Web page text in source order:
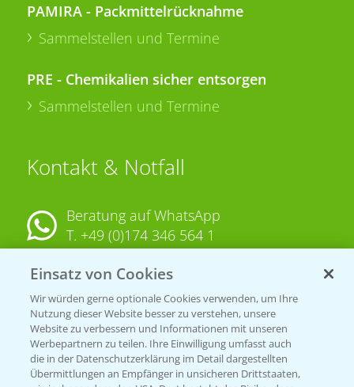
PAMIRA - Packmittelrücknahme
Sammelstellen und Termine
PRE - Chemikalien sicher entsorgen
Sammelstellen und Termine
Kontakt & Notfall
Beratung auf WhatsApp
T. +49 (0)174 346 564 1
KONTAKT
Hilfe in Notfällen
T.+49 (0)214/30-20220
Einsatz von Cookies
Wir würden gerne optionale Cookies verwenden, um Ihre
Nutzung dieser Website besser zu verstehen, unsere
Website zu verbessern und Informationen mit unseren
Werbepartnern zu teilen. Ihre Einwilligung umfasst auch
die in der Datenschutzerklärung im Detail dargestellten
Übermittlungen an Empfänger in unsicheren Drittstaaten,